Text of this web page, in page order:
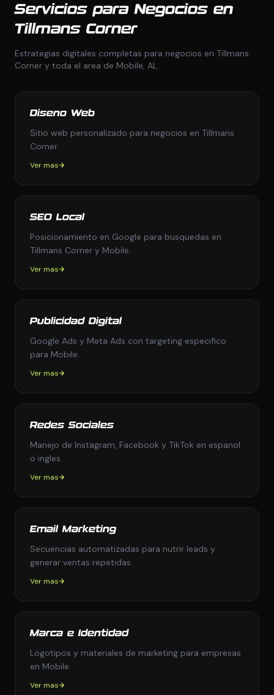
Servicios para Negocios en
Tillmans Corner
Estrategias digitales completas para negocios en Tillmans
Corner y toda el area de Mobile, AL.
Diseno Web
Sitio web personalizado para negocios en Tillmans
Corner.
Ver mas
SEO Local
Posicionamiento en Google para busquedas en
Tillmans Corner y Mobile.
Ver mas
Publicidad Digital
Google Ads y Meta Ads con targeting especifico
para Mobile.
Ver mas
Redes Sociales
Manejo de Instagram, Facebook y TikTok en espanol
o ingles.
Ver mas
Email Marketing
Secuencias automatizadas para nutrir leads y
generar ventas repetidas.
Ver mas
Marca e Identidad
Logotipos y materiales de marketing para empresas
en Mobile.
Ver mas